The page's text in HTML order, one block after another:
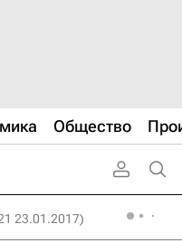
Общество
23.01.2017)